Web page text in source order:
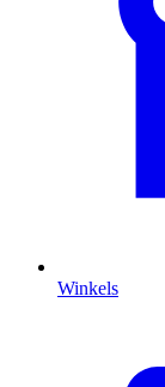
Winkels